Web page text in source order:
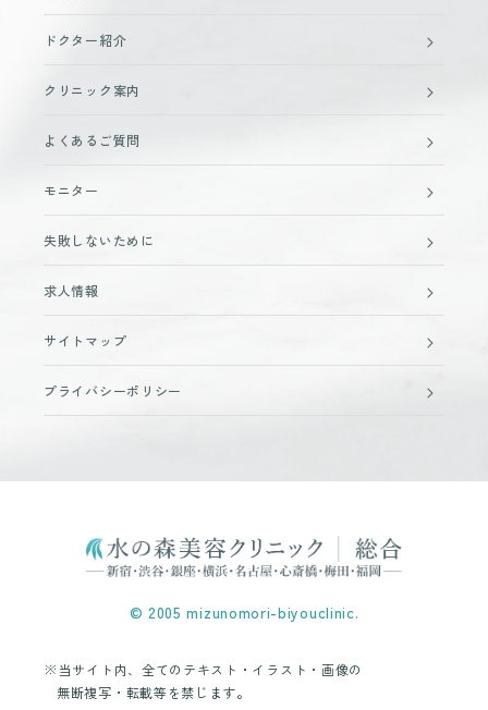
ドクター紹介
クリニック案内
よくあるご質問
モニター
失敗しないために
求人情報
サイトマップ
プライバシーポリシー
© 2005 mizunomori-biyouclinic.
※当サイト内、全てのテキスト・イラスト・画像の
無断複写・転載等を禁じます。